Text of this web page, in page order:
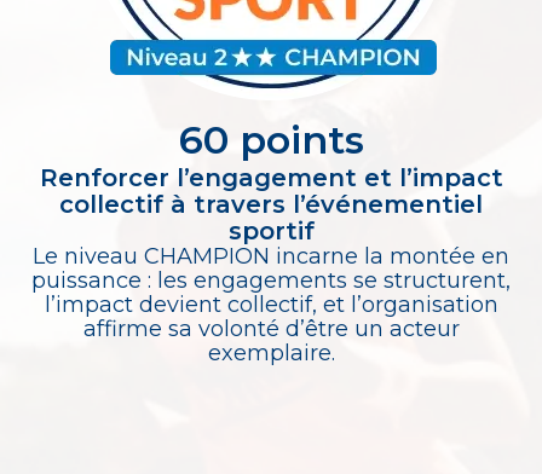
60 points
Renforcer l’engagement et l’impact
collectif à travers l’événementiel
sportif
Le niveau CHAMPION incarne la montée en
puissance : les engagements se structurent,
l’impact devient collectif, et l’organisation
affirme sa volonté d’être un acteur
exemplaire.